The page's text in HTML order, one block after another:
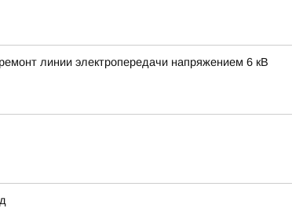
линии электропередачи напряжением 6 кВ